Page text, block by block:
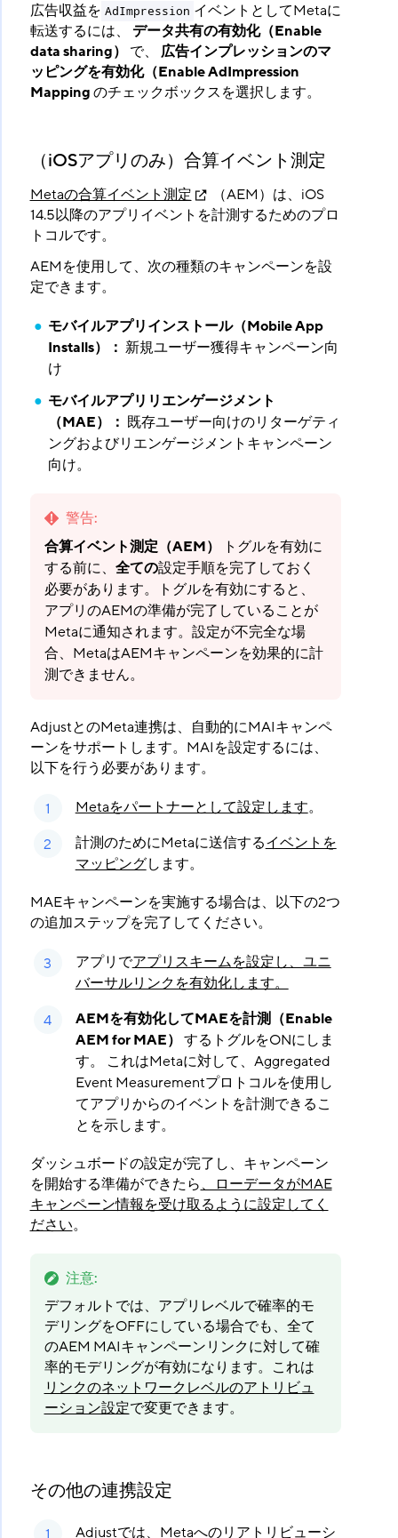
広告収益を AdImpression イベントとしてMetaに
転送するには、 データ共有の有効化（Enable
data sharing） ​ で、 広告インプレッションのマ
ッピングを有効化（Enable AdImpression
Mapping​ のチェックボックスを選択します。
（iOSアプリのみ）合算イベント測定
Metaの合算イベント測定
（AEM）は、iOS
14.5以降のアプリイベントを計測するためのプロ
トコルです。
AEMを使用して、次の種類のキャンペーンを設
定できます。
モバイルアプリインストール（Mobile App
Installs）： ​ 新規ユーザー獲得キャンペーン向
け
モバイルアプリリエンゲージメント
（MAE）： ​ 既存ユーザー向けのリターゲティ
ングおよびリエンゲージメントキャンペーン
向け。
警告:
合算イベント測定（AEM）
トグルを有効に
する前に、 全ての設定手順を完了しておく
必要があります。トグルを有効にすると、
アプリのAEMの準備が完了していることが
Metaに通知されます。設定が不完全な場
合、MetaはAEMキャンペーンを効果的に計
測できません。
AdjustとのMeta連携は、自動的にMAIキャンペ
ーンをサポートします。MAIを設定するには、
以下を行う必要があります。
Metaをパートナーとして設定します。
計測のためにMetaに送信するイベントを
マッピングします。
MAEキャンペーンを実施する場合は、以下の2つ
の追加ステップを完了してください。
アプリでアプリスキームを設定し、ユニ
バーサルリンクを有効化します。
AEMを有効化してMAEを計測（Enable
AEM for MAE） ​ するトグルをONにしま
す。 これはMetaに対して、Aggregated
Event Measurementプロトコルを使用し
てアプリからのイベントを計測できるこ
とを示します。
ダッシュボードの設定が完了し、キャンペーン
を開始する準備ができたら、ローデータがMAE
キャンペーン情報を受け取るように設定してく
ださい。
注意:
デフォルトでは、アプリレベルで確率的モ
デリングをOFFにしている場合でも、全て
のAEM MAIキャンペーンリンクに対して確
率的モデリングが有効になります。これは
リンクのネットワークレベルのアトリビュ
ーション設定で変更できます。
その他の連携設定
Adjustでは、Metaへのリアトリビューシ